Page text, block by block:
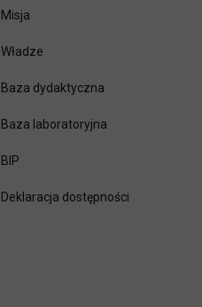
Misja
Władze
Baza dydaktyczna
Baza laboratoryjna
BIP
Deklaracja dostępności